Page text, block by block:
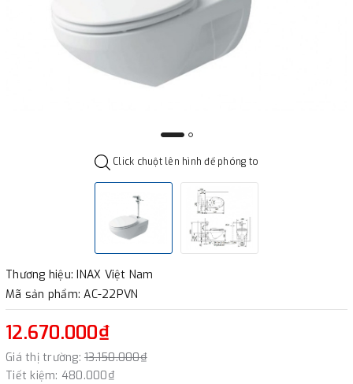
Click chuột lên hình để phóng to
Thương hiệu: INAX Việt Nam
Mã sản phẩm: AC-22PVN
12.670.000₫
Giá thị trường: 13.150.000₫
Tiết kiệm: 480.000₫